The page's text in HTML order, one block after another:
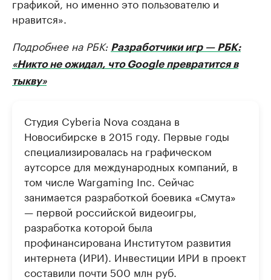
нравится».
Подробнее на РБК: Разработчики игр — РБК:
«Никто не ожидал, что Google превратится в
тыкву»
Студия Cyberia Nova создана в
Новосибирске в 2015 году. Первые годы
специализировалась на графическом
аутсорсе для международных компаний, в
том числе Wargaming Inc. Сейчас
занимается разработкой боевика «Смута»
— первой российской видеоигры,
разработка которой была
профинансирована Институтом развития
интернета (ИРИ). Инвестиции ИРИ в проект
составили почти 500 млн руб.